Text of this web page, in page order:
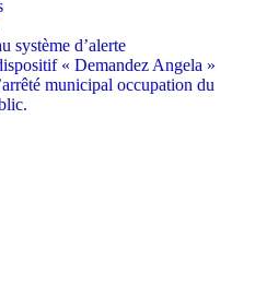
système d’alerte
« Demandez Angela »
municipal occupation du